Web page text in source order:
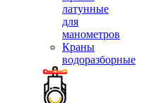
латунные
для
манометров
Краны
водоразборные